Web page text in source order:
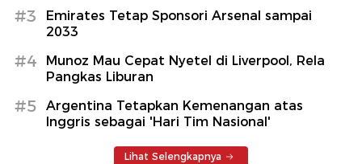
#3
Emirates Tetap Sponsori Arsenal sampai
2033
#4
Munoz Mau Cepat Nyetel di Liverpool, Rela
Pangkas Liburan
#5
Argentina Tetapkan Kemenangan atas
Inggris sebagai 'Hari Tim Nasional'
Lihat Selengkapnya